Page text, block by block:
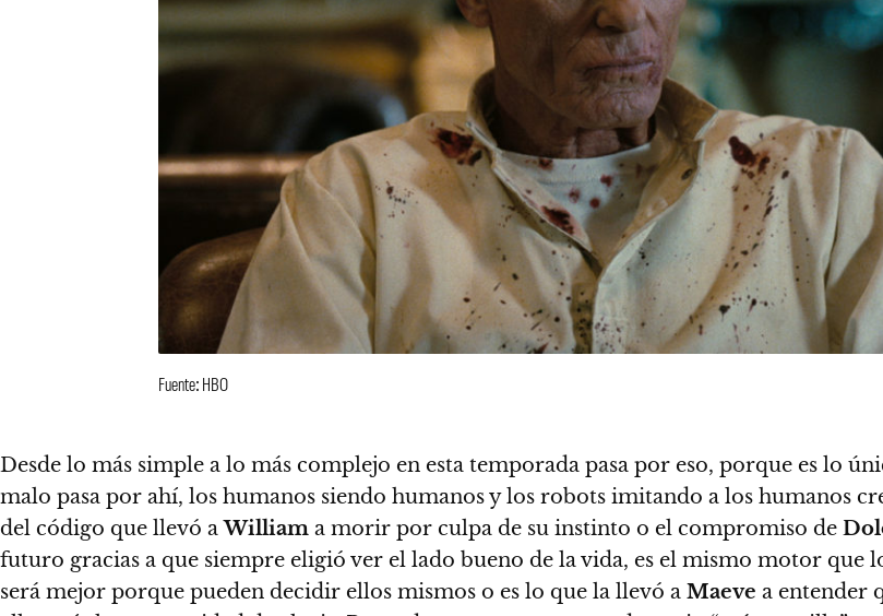
Fuente: HBO
Desde lo más simple a lo más complejo en esta temporada pasa por eso, porque es lo
malo pasa por ahí, los humanos siendo humanos y los robots imitando a los humanos
del código que llevó aWilliam a morir por culpa de su instinto o el compromiso de
futuro gracias a que siempre eligió ver el lado bueno de la vida, es el mismo motor que
será mejor porque pueden decidir ellos mismos o es lo que la llevó a Maeve a entender